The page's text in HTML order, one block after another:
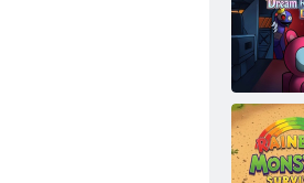
Dream